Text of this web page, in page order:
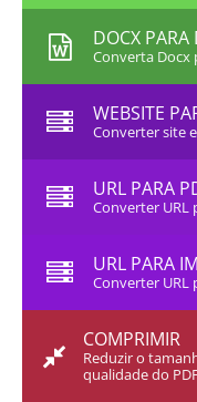
DOCX PARA
Converta Docx
WEBSITE
Converter site
URL PARA
Converter URL
URL PARA
Converter URL
COMPRIMIR
Reduzir o
qualidade do